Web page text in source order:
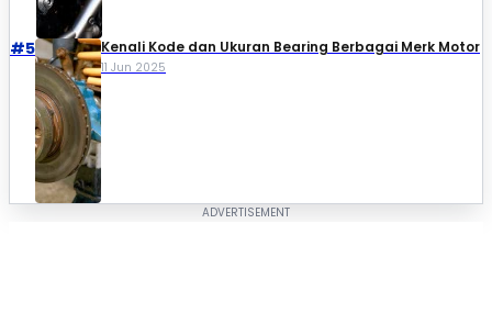
#5 Kenali Kode dan Ukuran Bearing Berbagai Merk Motor
11 Jun 2025